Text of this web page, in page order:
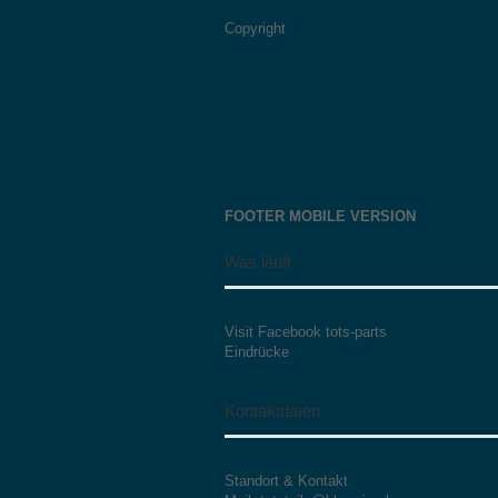
Copyright
FOOTER MOBILE VERSION
Was läuft
Visit Facebook tots-parts
Eindrücke
Kontaktdaten
Standort & Kontakt